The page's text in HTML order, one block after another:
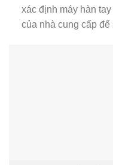
xác định máy hàn
của nhà cung cấp